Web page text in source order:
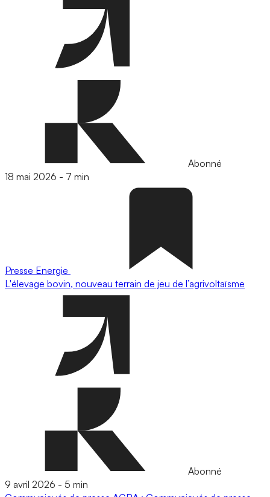
Abonné
18 mai 2026 - 7 min
Presse Energie
L'élevage bovin, nouveau terrain de jeu de l’agrivoltaïsme
Abonné
9 avril 2026 - 5 min